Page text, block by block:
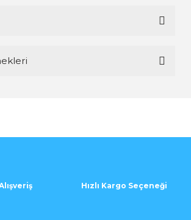
ürüne ilk yorumu siz yapın!
Hızlı Kargo Seçeneği